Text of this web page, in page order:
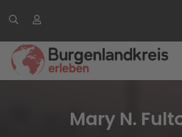
Mary N.